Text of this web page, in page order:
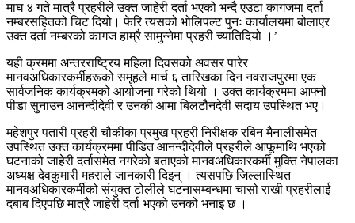
माघ ४ गते मात्रै प्रहरीले उक्त जाहेरी दर्ता भएको भन्दै एउटा कागजमा दर्ता
नम्बरसहितको चिट दियो। फेरि त्यसको भोलिपल्ट पुनः कार्यालयमा बोलाएर
उक्त दर्ता नम्बरको कागज हाम्रै सामुन्नेमा प्रहरी च्यातिदियो ।’
यही क्रममा अन्तरराष्ट्रिय महिला दिवसको अवसर पारेर
मानवअधिकारकर्मीहरूको समूहले मार्च ६ तारिखका दिन नवराजपुरमा एक
सार्वजनिक कार्यक्रमको आयोजना गरेको थियो । उक्त कार्यक्रममा आफ्नो
पीडा सुनाउन आनन्दीदेवी र उनकी आमा बिलटौनदेवी सदाय उपस्थित भए।
महेशपुर पतारी प्रहरी चौकीका प्रमुख प्रहरी निरीक्षक रबिन मैनालीसमेत
उपस्थित उक्त कार्यक्रममा पीडित आनन्दीदेवीले प्रहरीले आफूमाथि भएको
घटनाको जाहेरी दर्तासमेत नगरेकोे बताएको मानवअधिकारकर्मी मुक्ति नेपालका
अध्यक्ष देवकुमारी महराले जानकारी दिइन् । त्यसपछि जिल्लास्थित
मानवअधिकारकर्मीको संयुक्त टोलीले घटनासम्बन्धमा चासो राखी प्रहरीलाई
दबाब दिएपछि मात्रै जाहेरी दर्ता भएको उनको भनाइ छ ।